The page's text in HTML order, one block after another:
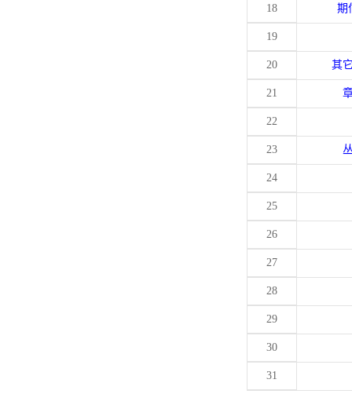
18 期
19
20 其
21
22
23
24
25
26
27
28
29
30
31